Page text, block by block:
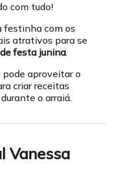
com tudo!
festinha com os
atrativos para se
festa junina.
pode aproveitar o
criar receitas
o arraiá.
Vanessa